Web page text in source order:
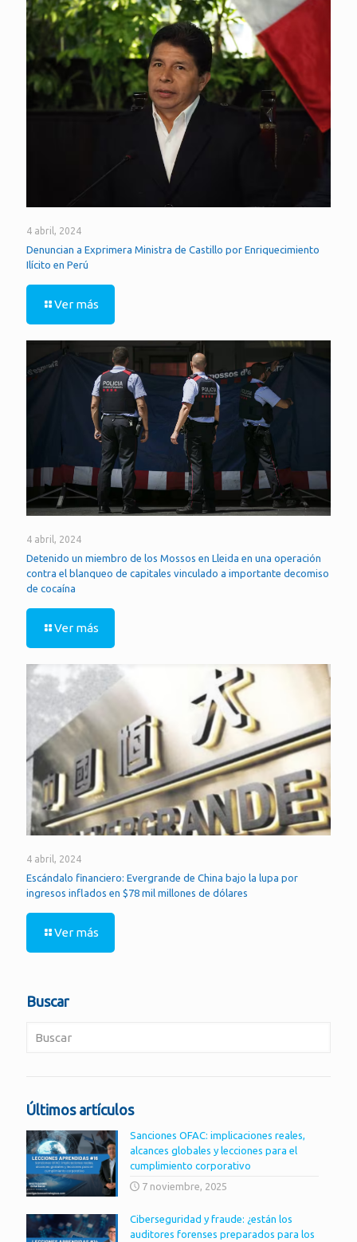
4 abril, 2024
Denuncian a Exprimera Ministra de Castillo por Enriquecimiento
Ilícito en Perú
Ver más
4 abril, 2024
Detenido un miembro de los Mossos en Lleida en una operación
contra el blanqueo de capitales vinculado a importante decomiso
de cocaína
Ver más
4 abril, 2024
Escándalo financiero: Evergrande de China bajo la lupa por
ingresos inflados en $78 mil millones de dólares
Ver más
Buscar
Últimos artículos
Sanciones OFAC: implicaciones reales,
alcances globales y lecciones para el
cumplimiento corporativo
7 noviembre, 2025
Ciberseguridad y fraude: ¿están los
auditores forenses preparados para los